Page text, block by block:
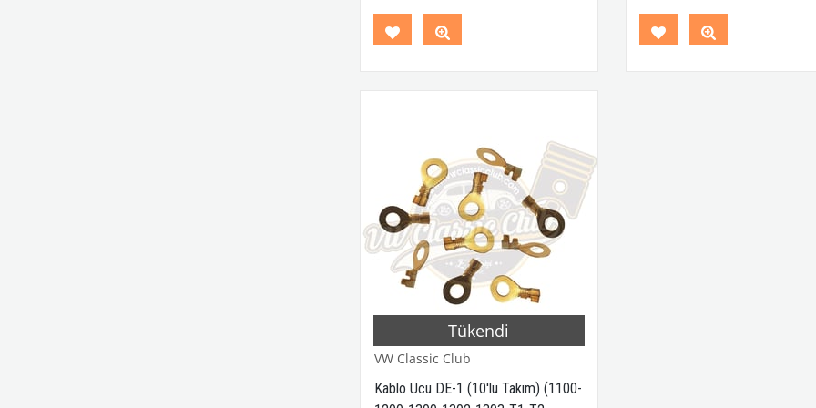
1950 - 1979 Yılları Arasındaki T1 ve T2
Minibüs Modelleri ile Uyumludur
Minibüs Modelleri ile Uyumludur
Variant (Type 3) ve Karmann
Tükendi
VW Classic Club
Kablo Ucu DE-1 (10'lu Takım) (1100-